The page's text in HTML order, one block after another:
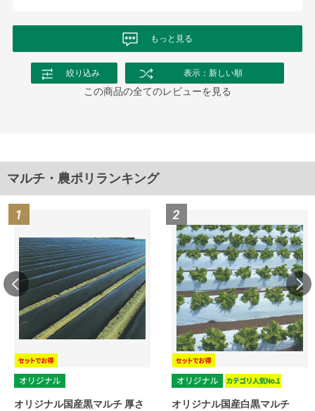
もっと見る
絞り込み 表示：新しい順
この商品の全てのレビューを見る
マルチ・農ポリランキング
オリジナル国産黒マルチ 厚さ
オリジナル国産白黒マルチ